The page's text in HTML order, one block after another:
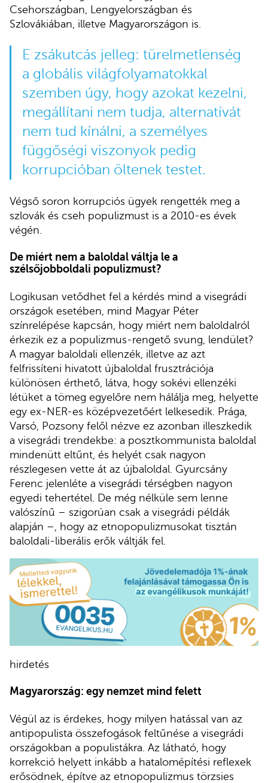
Csehországban, Lengyelországban és
Szlovákiában, illetve Magyarországon is.
E zsákutcás jelleg: türelmetlenség
a globális világfolyamatokkal
szemben úgy, hogy azokat kezelni,
megállítani nem tudja, alternatívát
nem tud kínálni, a személyes
függőségi viszonyok pedig
korrupcióban öltenek testet.
Végső soron korrupciós ügyek rengették meg a
szlovák és cseh populizmust is a 2010-es évek
végén.
De miért nem a baloldal váltja le a
szélsőjobboldali populizmust?
Logikusan vetődhet fel a kérdés mind a visegrádi
országok esetében, mind Magyar Péter
színrelépése kapcsán, hogy miért nem baloldalról
érkezik ez a populizmus-rengető svung, lendület?
A magyar baloldali ellenzék, illetve az azt
felfrissíteni hivatott újbaloldal frusztrációja
különösen érthető, látva, hogy sokévi ellenzéki
létüket a tömeg egyelőre nem hálálja meg, helyette
egy ex-NER-es középvezetőért lelkesedik. Prága,
Varsó, Pozsony felől nézve ez azonban illeszkedik
a visegrádi trendekbe: a posztkommunista baloldal
mindenütt eltűnt, és helyét csak nagyon
részlegesen vette át az újbaloldal. Gyurcsány
Ferenc jelenléte a visegrádi térségben nagyon
egyedi tehertétel. De még nélküle sem lenne
valószínű – szigorúan csak a visegrádi példák
alapján –, hogy az etnopopulizmusokat tisztán
baloldali-liberális erők váltják fel.
hirdetés
Magyarország: egy nemzet mind felett
Végül az is érdekes, hogy milyen hatással van az
antipopulista összefogások feltűnése a visegrádi
országokban a populistákra. Az látható, hogy
korrekció helyett inkább a hatalomépítési reflexek
erősödnek, építve az etnopopulizmus törzsies